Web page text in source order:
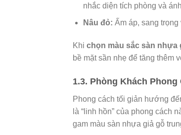
nhắc diện tích phòng và
Nâu đỏ: Ấm áp, sang
Khi chọn màu sắc sàn nhựa
bề mặt sần nhẹ để tăng thêm
1.3. Phòng Khách
Phong cách tối giản hướng
là “linh hồn” của phong cách
gam màu sàn nhựa giả gỗ